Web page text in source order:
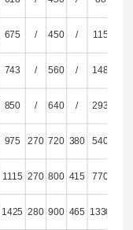
675 / 450 / 115
743 / 560 / 148
850 / 640 / 293
975 270 720 380 540
1115 270 800 415 770
1425 280 900 465 1330